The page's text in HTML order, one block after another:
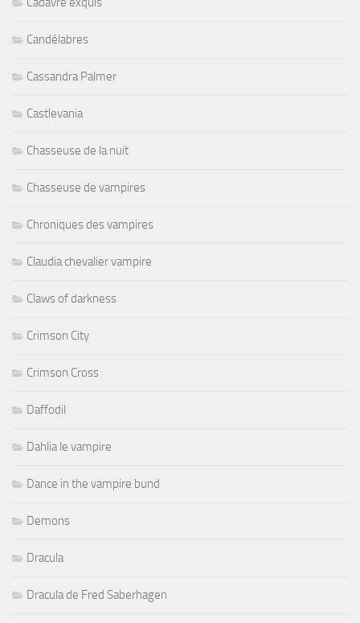
Candélabres
Cassandra Palmer
Castlevania
Chasseuse de la nuit
Chasseuse de vampires
Chroniques des vampires
Claudia chevalier vampire
Claws of darkness
Crimson City
Crimson Cross
Daffodil
Dahlia le vampire
Dance in the vampire bund
Demons
Dracula
Dracula de Fred Saberhagen